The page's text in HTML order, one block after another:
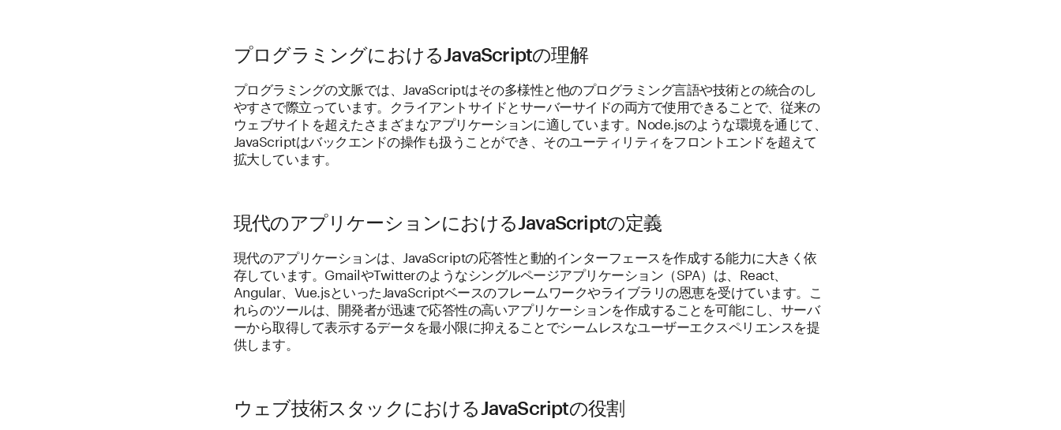
プログラミングにおけるJavaScriptの理解
プログラミングの文脈では、JavaScriptはその多様性と他のプログラミング言語や技術との統合のし
やすさで際立っています。クライアントサイドとサーバーサイドの両方で使用できることで、従来の
ウェブサイトを超えたさまざまなアプリケーションに適しています。Node.jsのような環境を通じて、
JavaScriptはバックエンドの操作も扱うことができ、そのユーティリティをフロントエンドを超えて
拡大しています。
現代のアプリケーションにおけるJavaScriptの定義
現代のアプリケーションは、JavaScriptの応答性と動的インターフェースを作成する能力に大きく依
存しています。GmailやTwitterのようなシングルページアプリケーション（SPA）は、React、
Angular、Vue.jsといったJavaScriptベースのフレームワークやライブラリの恩恵を受けています。こ
れらのツールは、開発者が迅速で応答性の高いアプリケーションを作成することを可能にし、サーバ
ーから取得して表示するデータを最小限に抑えることでシームレスなユーザーエクスペリエンスを提
供します。
ウェブ技術スタックにおけるJavaScriptの役割